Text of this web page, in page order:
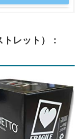
レット）：